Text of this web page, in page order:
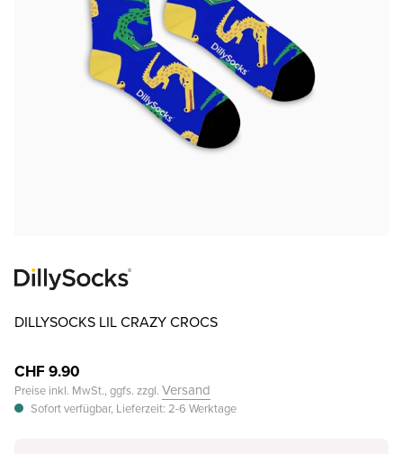
DILLYSOCKS LIL CRAZY CROCS
CHF 9.90
Preise inkl. MwSt., ggfs. zzgl. Versand
Sofort verfügbar, Lieferzeit: 2-6 Werktage